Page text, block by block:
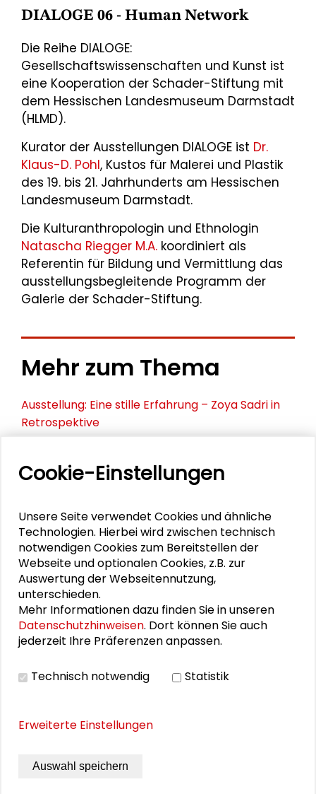
DIALOGE 06 - Human Network
Die Reihe DIALOGE:
Gesellschaftswissenschaften und Kunst ist
eine Kooperation der Schader-Stiftung mit
dem Hessischen Landesmuseum Darmstadt
(HLMD).
Kurator der Ausstellungen DIALOGE ist Dr.
Klaus-D. Pohl, Kustos für Malerei und Plastik
des 19. bis 21. Jahrhunderts am Hessischen
Landesmuseum Darmstadt.
Die Kulturanthropologin und Ethnologin
Natascha Riegger M.A. koordiniert als
Referentin für Bildung und Vermittlung das
ausstellungsbegleitende Programm der
Galerie der Schader-Stiftung.
Mehr zum Thema
Ausstellung: Eine stille Erfahrung – Zoya Sadri in
Retrospektive
Zeichnungen von Nicole Schneider
bei der ESA
"Versäumte Bilder": Lebenszeichen aus
Darmstadt und Frankfurt
Öffnungszeiten "Versäumte Bilder"
Natascha Riegger
Christine und Irene Hohenbüchler
Cookie-Einstellungen
Unsere Seite verwendet Cookies und ähnliche
Technologien. Hierbei wird zwischen technisch
notwendigen Cookies zum Bereitstellen der
Webseite und optionalen Cookies, z.B. zur
Auswertung der Webseitennutzung,
unterschieden.
Mehr Informationen dazu finden Sie in unseren
Datenschutzhinweisen. Dort können Sie auch
jederzeit Ihre Präferenzen anpassen.
Technisch notwendig Statistik
Erweiterte Einstellungen
Auswahl speichern